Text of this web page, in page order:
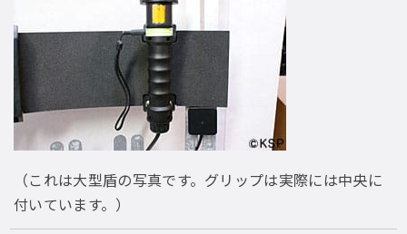
（これは大型盾の写真です。グリップは実際には中央に
付いています。）